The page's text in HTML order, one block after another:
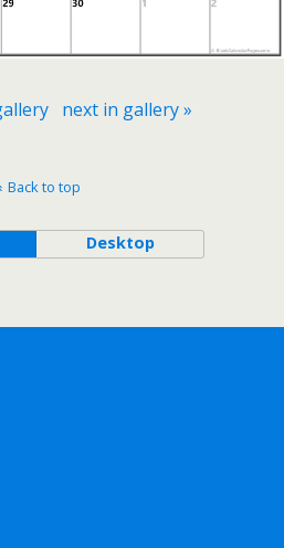
next in gallery »
Back to top
Desktop